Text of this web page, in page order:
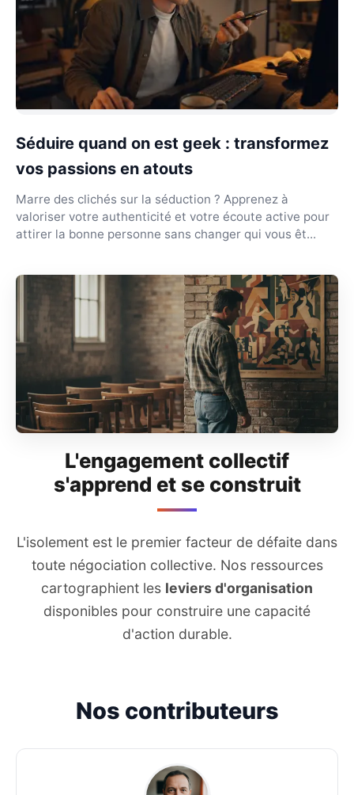
Séduire quand on est geek : transformez
vos passions en atouts
Marre des clichés sur la séduction ? Apprenez à
valoriser votre authenticité et votre écoute active pour
attirer la bonne personne sans changer qui vous êt...
L'engagement collectif
s'apprend et se construit
L'isolement est le premier facteur de défaite dans
toute négociation collective. Nos ressources
cartographient les leviers d'organisation
disponibles pour construire une capacité
d'action durable.
Nos contributeurs